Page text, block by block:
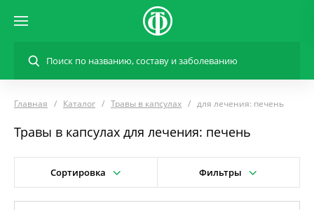
Главная Каталог Травы в капсулах для лечения: печень
Травы в капсулах для лечения: печень
Сортировка Фильтры